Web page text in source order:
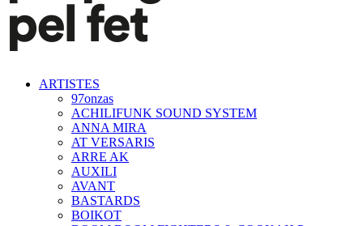
ARTISTES
97onzas
ACHILIFUNK SOUND SYSTEM
ANNA MIRA
AT VERSARIS
ARRE AK
AUXILI
AVANT
BASTARDS
BOIKOT